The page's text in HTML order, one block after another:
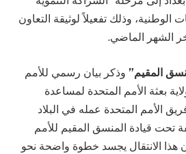
الوطنية، وذلك تفعيلاً لوثيقة التعاون
الشهر الماضي.
المقيم” وذكر بيان رسمي للأمم
بعثة الأمم المتحدة لمساعدة
الأمم المتحدة عمله في البلاد
تحت قيادة المنسق المقيم للأمم
هذا الانتقال يجسد خطوة واضحة نحو